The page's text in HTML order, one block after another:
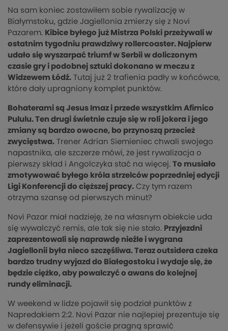
Na sam koniec zostawiłem sobie rywalizację w
Białymstoku, gdzie Jagiellonia zmierzy się z Novi
Pazarem. Kibice byłego już Mistrza Polski przeżywali w
ostatnim tygodniu prawdziwy rollercoaster. Najpierw
udało się wyszarpać triumf w Serbii w doliczonym
czasie gry i podobnej sztuki dokonano w meczu z
Widzewem Łódź. Tutaj już 2 trafienia padły w końcówce,
które dały upragniony komplet punktów.
Bohaterami są Jesus Imaz i przede wszystkim Afimico
Pululu. Ten drugi świetnie czuje się w roli jokera i jego
zmiany są bardzo owocne, bo przynoszą przecież
zwycięstwa. Trener Adrian Siemieniec chwali swojego
napastnika, ale szczerze mówi, że jest rywalizacja o
pierwszy skład i Angolczyka stać na więcej. To musiało
zmotywować byłego króla strzelców poprzedniej edycji
Ligi Konferencji do cięższej pracy. Czy tym razem
otrzyma szansę od pierwszych minut?
Novi Pazar miał nadzieję, że na własnym obiekcie uda
się wywalczyć remis, ale tak się nie stało. Przyjezdni
zaprezentowali się naprawdę nieźle i wygrana
Jagiellonii była nieco szczęśliwa. Teraz outsidera czeka
bardzo trudny wyjazd do Białegostoku i wydaje się, że
będzie ciężko, aby powalczyć o awans do kolejnej
rundy eliminacji.
W weekend w lidze pojawił się podział punktów z
Napredakiem 2:2. Novi Pazar nie najlepiej prezentuje się
w defensywie i jeżeli goście pragną sprawić